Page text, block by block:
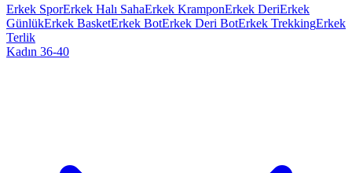
Erkek SporErkek Halı SahaErkek KramponErkek DeriErkek
GünlükErkek BasketErkek BotErkek Deri BotErkek TrekkingErkek
Terlik
Kadın 36-40